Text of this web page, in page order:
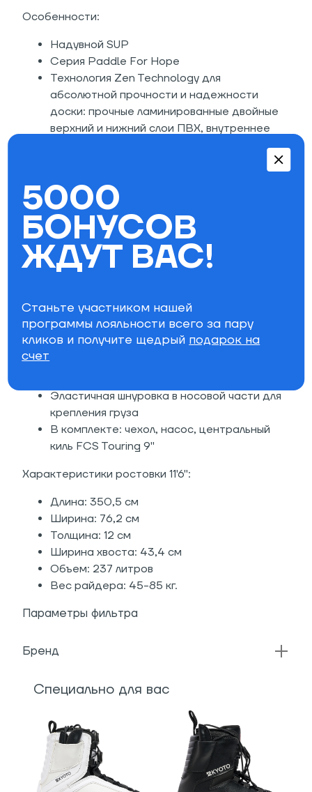
Особенности:
Надувной SUP
Серия Paddle For Hope
Технология Zen Technology для
абсолютной прочности и надежности
доски: прочные ламинированные двойные
верхний и нижний слои ПВХ, внутреннее
заполнение вертикально-расположенными
слоями ПВХ, определяющими форму доски,
пластиков, готовых выдерживать удары и
высокие нагрузки
Эффективная длина доски обеспечивает
отличные свойства скольжения и
стабильность в управлении
Неопреновая мягкая ручка для
транспортировки
Неопреновый фиксатор для весла
Эластичная шнуровка в носовой части для
крепления груза
В комплекте: чехол, насос, центральный
киль FCS Touring 9"
Характеристики ростовки 11'6":
Длина: 350,5 см
Ширина: 76,2 см
Толщина: 12 см
Ширина хвоста: 43,4 см
Объем: 237 литров
Вес райдера: 45-85 кг.
Параметры фильтра
Бренд
Специально для вас
5000
БОНУСОВ
ЖДУТ ВАС!
Станьте участником нашей
программы лояльности всего за пару
кликов и получите щедрый подарок на
счет